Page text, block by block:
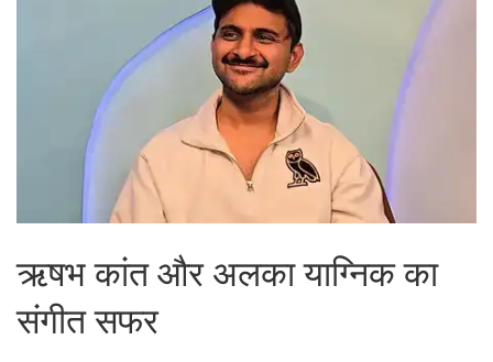
ऋषभ कांत और अलका याग्निक का
संगीत सफर